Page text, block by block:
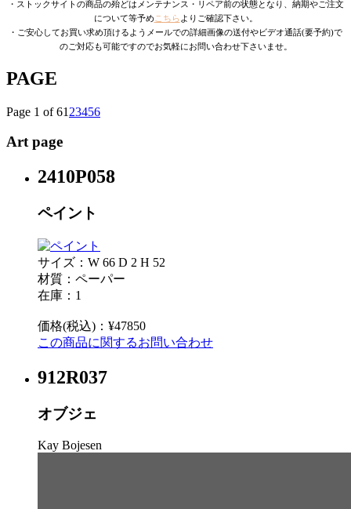
・ストックサイトの商品の殆どはメンテナンス・リペア前の状態となり、納期やご注文
について等予めこちら よりご確認下さい。
・ご安心してお買い求め頂けるようメールでの詳細画像の送付やビデオ通話(要予約)で
のご対応も可能ですのでお気軽にお問い合わせ下さいませ。
PAGE
Page 1 of 61 23456
Art page
2410P058
ペイント
サイズ：W 66 D 2 H 52
材質：ペーパー
在庫：1
価格(税込)：¥47850
この商品に関するお問い合わせ
912R037
オブジェ
Kay Bojesen